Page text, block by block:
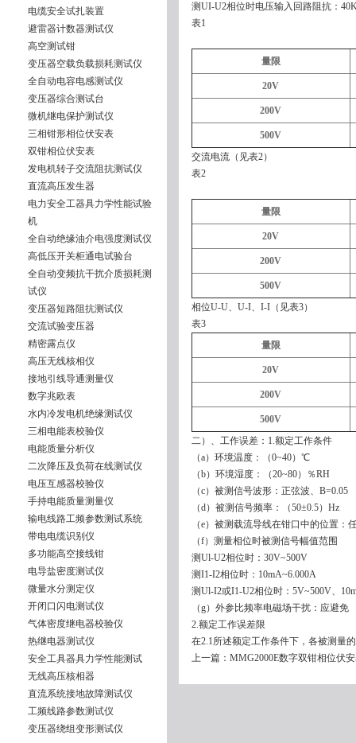
电缆安全试扎装置
避雷器计数器测试仪
高空测试钳
变压器空载负载损耗测试仪
全自动电容电感测试仪
变压器综合测试台
微机继电保护测试仪
三相钳形相位伏安表
双钳相位伏安表
发电机转子交流阻抗测试仪
直流高压发生器
电力安全工器具力学性能试验
机
全自动绝缘油介电强度测试仪
高低压开关柜通电试验台
全自动变频抗干扰介质损耗测
试仪
变压器短路阻抗测试仪
交流试验变压器
精密露点仪
高压无线核相仪
接地引线导通测量仪
数字兆欧表
水内冷发电机绝缘测试仪
三相电能表校验仪
电能质量分析仪
二次降压及负荷在线测试仪
电压互感器校验仪
手持电能质量测量仪
输电线路工频参数测试系统
带电电缆识别仪
多功能高空接线钳
电导盐密度测试仪
微量水分测定仪
开闭口闪电测试仪
气体密度继电器校验仪
热继电器测试仪
安全工具器具力学性能测试
无线高压核相器
直流系统接地故障测试仪
工频线路参数测试仪
变压器绕组变形测试仪
测UI-U2相位时电压输入回路阻抗：
表1
量限
20V
200V
500V
交流电流（见表2）
表2
量限
20V
200V
500V
相位U-U、U-I、I-I（见表3）
表3
量限
20V
200V
500V
二）、工作误差：1.额定工作条件
（a）环境温度：（0~40）℃
（b）环境湿度：（20~80）％RH
（c）被测信号波形：正弦波、B=0.05
（d）被测信号频率：（50±0.5）Hz
（e）被测载流导线在钳口中的位置：
（f）测量相位时被测信号幅值范围
测Ul-U2相位时：30V~500V
测I1-I2相位时：10mA~6.000A
测Ul-I2或I1-U2相位时：5V~500V、
（g）外参比频率电磁场干扰：应避免
2.额定工作误差限
在2.1所述额定工作条件下，各被测量
上一篇： MMG2000E数字双钳相位伏